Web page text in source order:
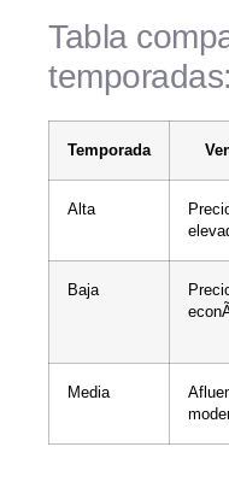
Tabla
temporadas:
Temporada
Alta
Baja
Media